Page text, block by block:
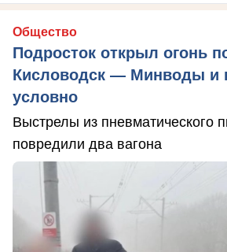
Общество
Подросток открыл огонь
Кисловодск — Минводы и
условно
Выстрелы из пневматического
повредили два вагона